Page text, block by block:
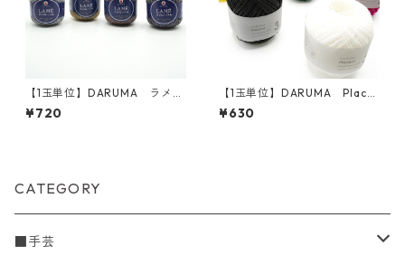
【1玉単位】DARUMA ラメの
レ－ス糸#30
¥720
【1玉単位】DARUMA Placor
d 3ply
¥630
CATEGORY
■手芸